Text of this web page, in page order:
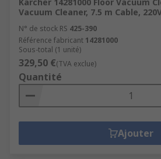
Vacuum Cleaner, 7.5 m Cable,
N° de stock RS 425-390
Référence fabricant 14281000
Sous-total (1 unité)
329,50 €(TVA exclue)
Quantité
Ajouter